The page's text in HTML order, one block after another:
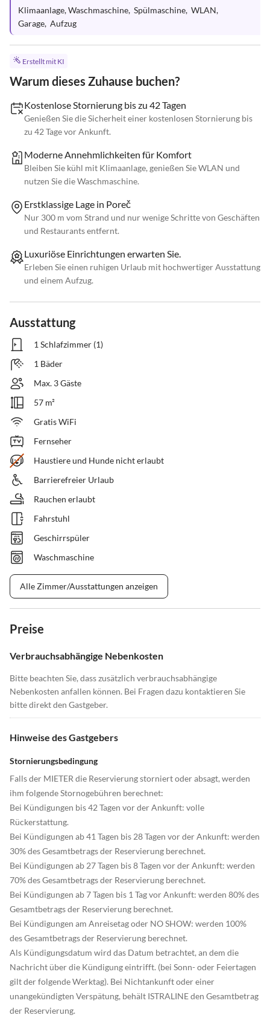
Klimaanlage, Waschmaschine,  Spülmaschine,  WLAN,
Garage,  Aufzug
Erstellt mit KI
Warum dieses Zuhause buchen?
Kostenlose Stornierung bis zu 42 Tagen
Genießen Sie die Sicherheit einer kostenlosen Stornierung bis
zu 42 Tage vor Ankunft.
Moderne Annehmlichkeiten für Komfort
Bleiben Sie kühl mit Klimaanlage, genießen Sie WLAN und
nutzen Sie die Waschmaschine.
Erstklassige Lage in Poreč
Nur 300 m vom Strand und nur wenige Schritte von Geschäften
und Restaurants entfernt.
Luxuriöse Einrichtungen erwarten Sie.
Erleben Sie einen ruhigen Urlaub mit hochwertiger Ausstattung
und einem Aufzug.
Ausstattung
1 Schlafzimmer (1)
1 Bäder
Max. 3 Gäste
57 m²
Gratis WiFi
Fernseher
Haustiere und Hunde nicht erlaubt
Barrierefreier Urlaub
Rauchen erlaubt
Fahrstuhl
Geschirrspüler
Waschmaschine
Alle Zimmer/Ausstattungen anzeigen
Preise
Verbrauchsabhängige Nebenkosten
Bitte beachten Sie, dass zusätzlich verbrauchsabhängige
Nebenkosten anfallen können. Bei Fragen dazu kontaktieren Sie
bitte direkt den Gastgeber.
Hinweise des Gastgebers
Stornierungsbedingung
Falls der MIETER die Reservierung storniert oder absagt, werden
ihm folgende Stornogebühren berechnet:
Bei Kündigungen bis 42 Tagen vor der Ankunft: volle
Rückerstattung.
Bei Kündigungen ab 41 Tagen bis 28 Tagen vor der Ankunft: werden
30% des Gesamtbetrags der Reservierung berechnet.
Bei Kündigungen ab 27 Tagen bis 8 Tagen vor der Ankunft: werden
70% des Gesamtbetrags der Reservierung berechnet.
Bei Kündigungen ab 7 Tagen bis 1 Tag vor Ankunft: werden 80% des
Gesamtbetrags der Reservierung berechnet.
Bei Kündigungen am Anreisetag oder NO SHOW: werden 100%
des Gesamtbetrags der Reservierung berechnet.
Als Kündigungsdatum wird das Datum betrachtet, an dem die
Nachricht über die Kündigung eintrifft. (bei Sonn- oder Feiertagen
gilt der folgende Werktag). Bei Nichtankunft oder einer
unangekündigten Verspätung, behält ISTRALINE den Gesamtbetrag
der Reservierung.